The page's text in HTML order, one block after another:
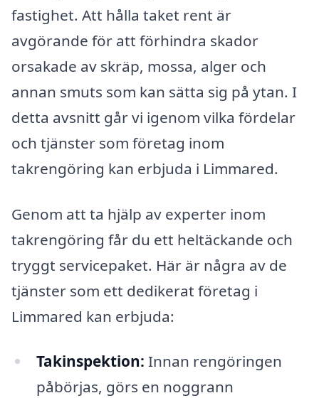
fastighet. Att hålla taket rent är
avgörande för att förhindra skador
orsakade av skräp, mossa, alger och
annan smuts som kan sätta sig på ytan. I
detta avsnitt går vi igenom vilka fördelar
och tjänster som företag inom
takrengöring kan erbjuda i Limmared.
Genom att ta hjälp av experter inom
takrengöring får du ett heltäckande och
tryggt servicepaket. Här är några av de
tjänster som ett dedikerat företag i
Limmared kan erbjuda:
Takinspektion: Innan rengöringen
påbörjas, görs en noggrann